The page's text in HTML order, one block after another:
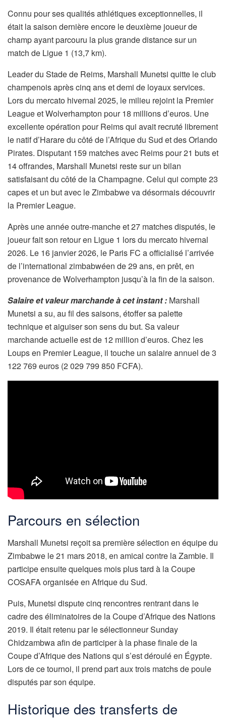
Connu pour ses qualités athlétiques exceptionnelles, il
était la saison dernière encore le deuxième joueur de
champ ayant parcouru la plus grande distance sur un
match de Ligue 1 (13,7 km).
Leader du Stade de Reims, Marshall Munetsi quitte le club
champenois après cinq ans et demi de loyaux services.
Lors du mercato hivernal 2025, le milieu rejoint la Premier
League et Wolverhampton pour 18 millions d’euros. Une
excellente opération pour Reims qui avait recruté librement
le natif d’Harare du côté de l’Afrique du Sud et des Orlando
Pirates. Disputant 159 matches avec Reims pour 21 buts et
14 offrandes, Marshall Munetsi reste sur un bilan
satisfaisant du côté de la Champagne. Celui qui compte 23
capes et un but avec le Zimbabwe va désormais découvrir
la Premier League.
Après une année outre-manche et 27 matches disputés, le
joueur fait son retour en Ligue 1 lors du mercato hivernal
2026. Le 16 janvier 2026, le Paris FC a officialisé l’arrivée
de l’international zimbabwéen de 29 ans, en prêt, en
provenance de Wolverhampton jusqu’à la fin de la saison.
Salaire et valeur marchande à cet instant : Marshall
Munetsi a su, au fil des saisons, étoffer sa palette
technique et aiguiser son sens du but. Sa valeur
marchande actuelle est de 12 million d’euros. Chez les
Loups en Premier League, il touche un salaire annuel de 3
122 769 euros (2 029 799 850 FCFA).
Parcours en sélection
Marshall Munetsi reçoit sa première sélection en équipe du
Zimbabwe le 21 mars 2018, en amical contre la Zambie. Il
participe ensuite quelques mois plus tard à la Coupe
COSAFA organisée en Afrique du Sud.
Puis, Munetsi dispute cinq rencontres rentrant dans le
cadre des éliminatoires de la Coupe d’Afrique des Nations
2019. Il était retenu par le sélectionneur Sunday
Chidzambwa afin de participer à la phase finale de la
Coupe d’Afrique des Nations qui s’est déroulé en Égypte.
Lors de ce tournoi, il prend part aux trois matchs de poule
disputés par son équipe.
Historique des transferts de